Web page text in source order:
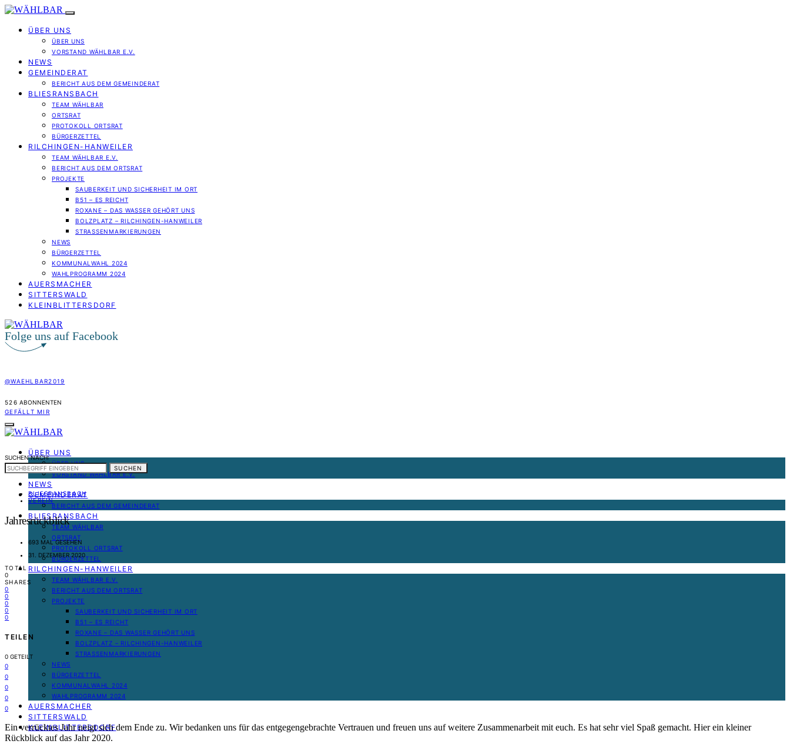
ÜBER UNS
ÜBER UNS
VORSTAND WÄHLBAR E.V.
NEWS
GEMEINDERAT
BERICHT AUS DEM GEMEINDERAT
BLIESRANSBACH
TEAM WÄHLBAR
ORTSRAT
PROTOKOLL ORTSRAT
BÜRGERZETTEL
RILCHINGEN-HANWEILER
TEAM WÄHLBAR E.V.
BERICHT AUS DEM ORTSRAT
PROJEKTE
SAUBERKEIT UND SICHERHEIT IM ORT
B51 – ES REICHT
ROXANE – DAS WASSER GEHÖRT UNS
BOLZPLATZ – RILCHINGEN-HANWEILER
STRASSENMARKIERUNGEN
NEWS
BÜRGERZETTEL
KOMMUNALWAHL 2024
WAHLPROGRAMM 2024
AUERSMACHER
SITTERSWALD
KLEINBLITTERSDORF
Folge uns auf Facebook
@WAEHLBAR2019
526 ABONNENTEN
GEFÄLLT MIR
ÜBER UNS
ÜBER UNS
VORSTAND WÄHLBAR E.V.
NEWS
GEMEINDERAT
BERICHT AUS DEM GEMEINDERAT
BLIESRANSBACH
TEAM WÄHLBAR
ORTSRAT
PROTOKOLL ORTSRAT
BÜRGERZETTEL
RILCHINGEN-HANWEILER
TEAM WÄHLBAR E.V.
BERICHT AUS DEM ORTSRAT
PROJEKTE
SAUBERKEIT UND SICHERHEIT IM ORT
B51 – ES REICHT
ROXANE – DAS WASSER GEHÖRT UNS
BOLZPLATZ – RILCHINGEN-HANWEILER
STRASSENMARKIERUNGEN
NEWS
BÜRGERZETTEL
KOMMUNALWAHL 2024
WAHLPROGRAMM 2024
AUERSMACHER
SITTERSWALD
KLEINBLITTERSDORF
SUCHEN NACH:
SUCHEN
BLIESRANSBACH
VEREIN
Jahresrückblick
693 MAL GESEHEN
31. DEZEMBER 2020
TOTAL
0
SHARES
0
0
0
0
0
TEILEN
0 GETEILT
0
0
0
0
0
Ein verrücktes Jahr neigt sich dem Ende zu. Wir bedanken uns für das entgegengebrachte Vertrauen und freuen uns auf weitere Zusammenarbeit mit euch. Es hat sehr viel Spaß gemacht. Hier ein kleiner
Rückblick auf das Jahr 2020.